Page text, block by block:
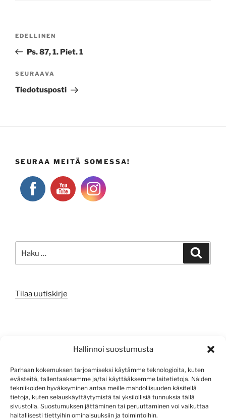
Hallinnoi suostumusta
Parhaan kokemuksen tarjoamiseksi käytämme teknologioita, kuten
evästeitä, tallentaaksemme ja/tai käyttääksemme laitetietoja. Näiden
tekniikoiden hyväksyminen antaa meille mahdollisuuden käsitellä
tietoja, kuten selauskäyttäytymistä tai yksilöllisiä tunnuksia tällä
sivustolla. Suostumuksen jättäminen tai peruuttaminen voi vaikuttaa
haitallisesti tiettyihin ominaisuuksiin ja toimintoihin.
Edellinen
artikkeli
EDELLINEN
Ps. 87, 1. Piet. 1
Seuraava
artikkeli
SEURAAVA
Tiedotusposti
SEURAA MEITÄ SOMESSA!
Tilaa uutiskirje
Sisältösyöte
Kommenttisyöte